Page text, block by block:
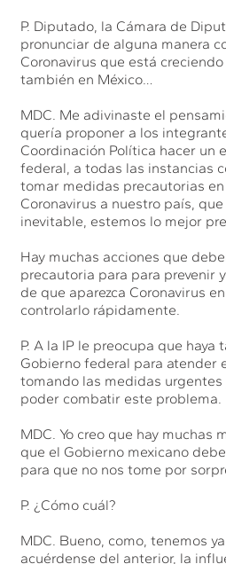
P. Diputado, la Cámara de
pronunciar de alguna manera
Coronavirus que está
también en México…
MDC. Me adivinaste el
quería proponer a los
Coordinación Política hacer un
federal, a todas las instancias
tomar medidas precautorias
Coronavirus a nuestro país,
inevitable, estemos lo mejor
Hay muchas acciones que
precautoria para para prevenir
de que aparezca Coronavirus
controlarlo rápidamente.
P. A la IP le preocupa que haya
Gobierno federal para atender
tomando las medidas urgentes
poder combatir este problema.
MDC. Yo creo que hay muchas
que el Gobierno mexicano
para que no nos tome por
P. ¿Cómo cuál?
MDC. Bueno, como, tenemos
acuérdense del anterior, la